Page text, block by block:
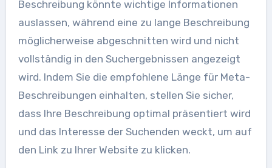
Beschreibung könnte wichtige Informationen
auslassen, während eine zu lange Beschreibung
möglicherweise abgeschnitten wird und nicht
vollständig in den Suchergebnissen angezeigt
wird. Indem Sie die empfohlene Länge für Meta-
Beschreibungen einhalten, stellen Sie sicher,
dass Ihre Beschreibung optimal präsentiert wird
und das Interesse der Suchenden weckt, um auf
den Link zu Ihrer Website zu klicken.